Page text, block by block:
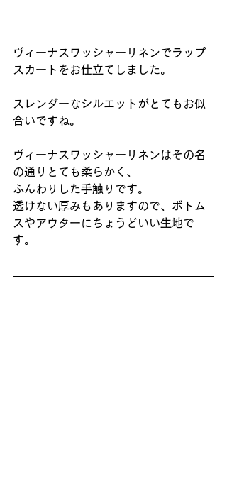
ヴィーナスワッシャーリネンでラップ
スカートをお仕立てしました。
スレンダーなシルエットがとてもお似
合いですね。
ヴィーナスワッシャーリネンはその名
の通りとても柔らかく、
ふんわりした手触りです。
透けない厚みもありますので、ボトム
スやアウターにちょうどいい生地で
す。